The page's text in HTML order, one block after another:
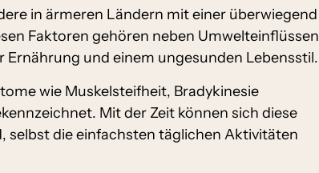
in ärmeren Ländern mit einer überwiegend
Faktoren gehören neben Umwelteinflüssen
und einem ungesunden Lebensstil.
wie Muskelsteifheit, Bradykinesie
Mit der Zeit können sich diese
selbst die einfachsten täglichen Aktivitäten